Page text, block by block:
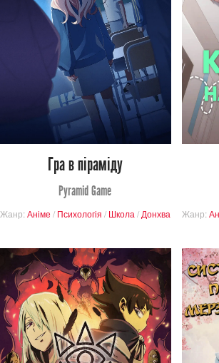
302
Перегляди
0 0
Гра в піраміду
Pyramid Game
Жанр: Аніме / Психологія / Школа / Донхва Жанр: